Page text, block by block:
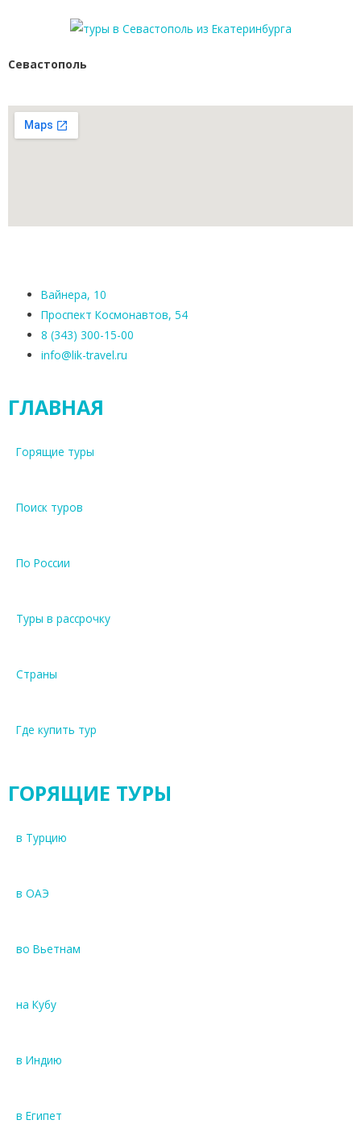
Севастополь
Вайнера, 10
Проспект Космонавтов, 54
8 (343) 300-15-00
info@lik-travel.ru
ГЛАВНАЯ
Горящие туры
Поиск туров
По России
Туры в рассрочку
Страны
Где купить тур
ГОРЯЩИЕ ТУРЫ
в Турцию
в ОАЭ
во Вьетнам
на Кубу
в Индию
в Египет